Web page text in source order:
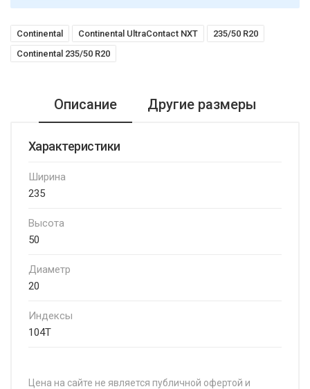
Continental Continental UltraContact NXT
235/50 R20
Continental 235/50 R20
Описание Другие размеры
Характеристики
Ширина
235
Высота
50
Диаметр
20
Индексы
104T
Цена на сайте не является публичной офертой и